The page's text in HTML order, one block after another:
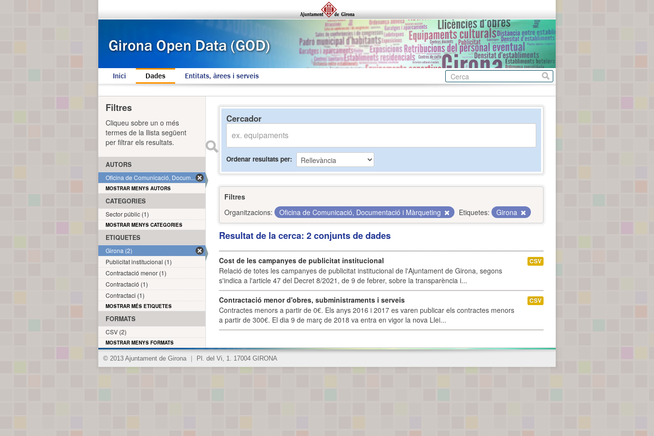
Inici Dades Entitats, àrees i serveis
Cercador
Ordenar resultats per
Filtres
Organitzacions:
Oficina de Comunicació, Documentació i Màrqueting Etiquetes: Girona
Resultat de la cerca: 2 conjunts de dades
Cost de les campanyes de publicitat institucional
Relació de totes les campanyes de publicitat institucional de l'Ajuntament de Girona, segons
s'indica a l'article 47 del Decret 8/2021, de 9 de febrer, sobre la transparència i...
CSV
Contractació menor d'obres, subministraments i serveis
Contractes menors a partir de 0€. Els anys 2016 i 2017 es varen publicar els contractes menors
a partir de 300€. El dia 9 de març de 2018 va entra en vigor la nova Llei...
CSV
Filtres
Cliqueu sobre un o més
termes de la llista següent
per filtrar els resultats.
AUTORS
Oficina de Comunicació, Docum... (2)
MOSTRAR MENYS AUTORS
CATEGORIES
Sector públic (1)
MOSTRAR MENYS CATEGORIES
ETIQUETES
Girona (2)
Publicitat institucional (1)
Contractació menor (1)
Contractació (1)
Contractaci (1)
MOSTRAR MÉS ETIQUETES
FORMATS
CSV (2)
MOSTRAR MENYS FORMATS
© 2013 Ajuntament de Girona Pl. del Vi, 1. 17004 GIRONA